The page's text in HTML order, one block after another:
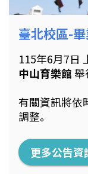
臺北校區-
115年6月7日
中山育樂館舉
有關資訊將依
調整。
更多公告資